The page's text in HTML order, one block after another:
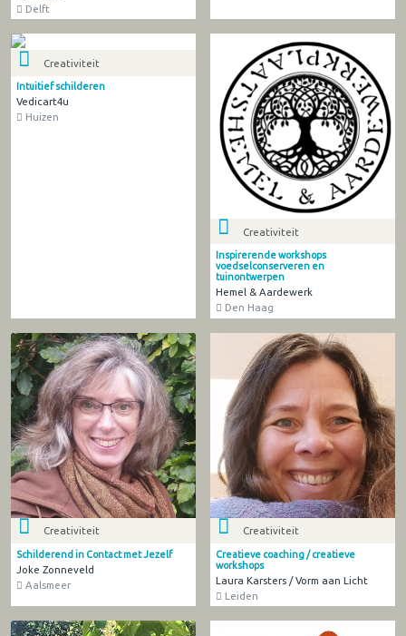
Delft
Creativiteit
Intuitief schilderen
Vedicart4u
Huizen
Creativiteit
Inspirerende workshops
voedselconserveren en
tuinontwerpen
Hemel & Aardewerk
Den Haag
Creativiteit
Schilderend in Contact met Jezelf
Joke Zonneveld
Aalsmeer
Creativiteit
Creatieve coaching / creatieve
workshops
Laura Karsters / Vorm aan Licht
Leiden